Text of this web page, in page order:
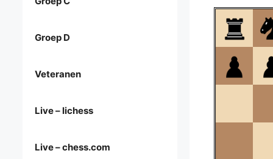
Groep D
Veteranen
Live – lichess
Live – chess.com